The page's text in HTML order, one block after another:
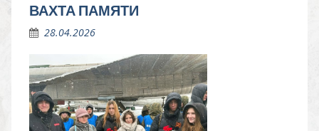
ВАХТА ПАМЯТИ
28.04.2026